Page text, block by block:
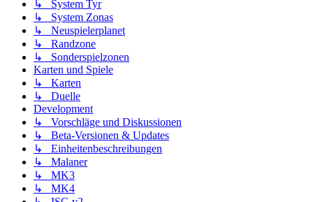
↳ System Tyr
↳ System Zonas
↳ Neuspielerplanet
↳ Randzone
↳ Sonderspielzonen
Karten und Spiele
↳ Karten
↳ Duelle
Development
↳ Vorschläge und Diskussionen
↳ Beta-Versionen & Updates
↳ Einheitenbeschreibungen
↳ Malaner
↳ MK3
↳ MK4